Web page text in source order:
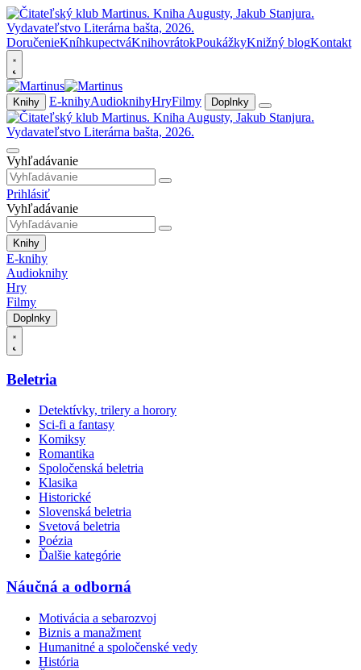
DoručenieKníhkupectváKnihovrátokPoukážkyKnižný blogKontakt
Knihy E-knihyAudioknihyHryFilmy Doplnky
Vyhľadávanie
Prihlásiť
Vyhľadávanie
Knihy
E-knihy
Audioknihy
Hry
Filmy
Doplnky
Beletria
Detektívky, trilery a horory
Sci-fi a fantasy
Komiksy
Romantika
Spoločenská beletria
Klasika
Historické
Slovenská beletria
Svetová beletria
Poézia
Ďalšie kategórie
Náučná a odborná
Motivácia a sebarozvoj
Biznis a manažment
Humanitné a spoločenské vedy
História